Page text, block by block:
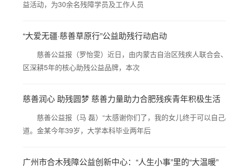
益活动，为30余名残障学员及工作人员
“大爱无疆·慈善草原行”公益助残行动启动
慈善公益报（罗怡雯）近日，由内蒙古自治区残疾人联合会
区深耕5年的核心助残公益品牌，本次
慈善润心 助残圆梦 慈善力量助力合肥残疾青年积极生活
慈善公益报（马 磊）“太感谢你们了，我的女儿终于可以自己
道。金某今年39岁，大学本科毕业两年后
广州市合木残障公益创新中心：“人生小事”里的“大温暖”